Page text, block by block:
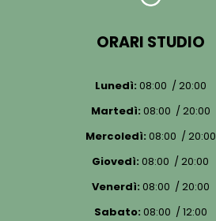
ORARI STUDIO
Lunedì: 08:00 / 20:00
Martedì: 08:00 / 20:00
Mercoledì: 08:00 / 20:00
Giovedì: 08:00 / 20:00
Venerdì: 08:00 / 20:00
Sabato: 08:00 / 12:00